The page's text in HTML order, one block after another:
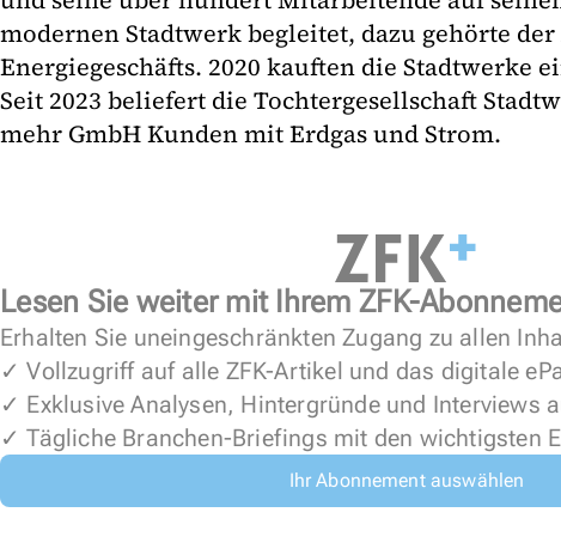
modernen Stadtwerk begleitet, dazu gehörte der
Energiegeschäfts. 2020 kauften die Stadtwerke
Seit 2023 beliefert die Tochtergesellschaft
mehr GmbH Kunden mit Erdgas und Strom.
Lesen Sie weiter mit Ihrem ZFK-
Erhalten Sie uneingeschränkten Zugang zu allen
✓ Vollzugriff auf alle ZFK-Artikel und das digitale
✓ Exklusive Analysen, Hintergründe und Interviews
✓ Tägliche Branchen-Briefings mit den wichtigsten
Ihr Abonnement auswählen